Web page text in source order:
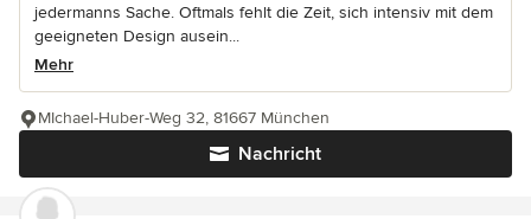
jedermanns Sache. Oftmals fehlt die Zeit, sich intensiv mit dem
geeigneten Design ausein...
Mehr
Nachricht
MIchael-Huber-Weg 32, 81667 München